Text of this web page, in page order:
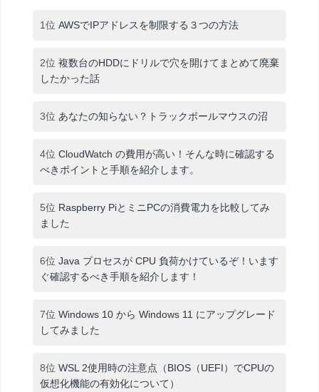
1位 AWSでIPアドレスを制限する３つの方法
2位 複数台のHDDにドリルで穴を開けてまとめて廃棄
したかった話
3位 あなたの知らない？トラックボールマウスの沼
4位 CloudWatch の費用が高い！そんな時に確認する
べきポイントと手順を紹介します。
5位 Raspberry PiとミニPCの消費電力を比較してみ
ました
6位 Java プロセスが CPU 負荷かけているぞ！います
ぐ確認するべき手順を紹介します！
7位 Windows 10 から Windows 11 にアップグレード
してみました
8位 WSL 2使用時の注意点（BIOS（UEFI）でCPUの
仮想化機能の有効化について）